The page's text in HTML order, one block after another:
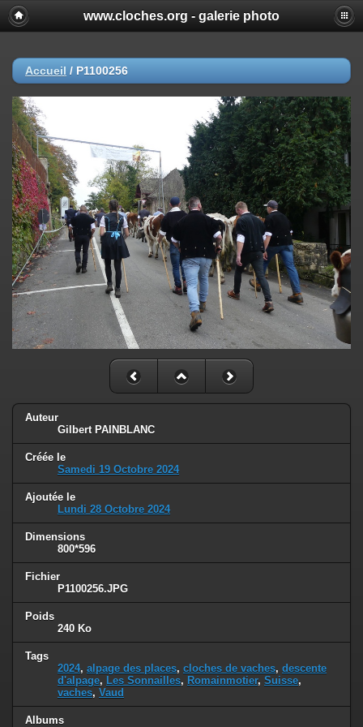
www.cloches.org - galerie photo
Accueil / P1100256
Auteur
Gilbert PAINBLANC
Créée le
Samedi 19 Octobre 2024
Ajoutée le
Lundi 28 Octobre 2024
Dimensions
800*596
Fichier
P1100256.JPG
Poids
240 Ko
Tags
2024, alpage des places, cloches de vaches, descente
d'alpage, Les Sonnailles, Romainmotier, Suisse,
vaches, Vaud
Albums